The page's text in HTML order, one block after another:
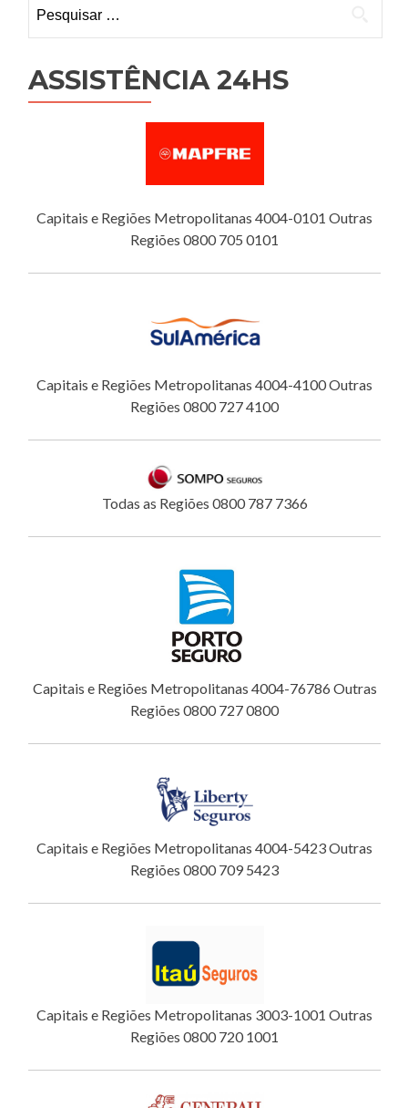
por:
ASSISTÊNCIA 24HS
Capitais e Regiões Metropolitanas 4004-0101 Outras
Regiões 0800 705 0101
Capitais e Regiões Metropolitanas 4004-4100 Outras
Regiões 0800 727 4100
Todas as Regiões 0800 787 7366
Capitais e Regiões Metropolitanas 4004-76786 Outras
Regiões 0800 727 0800
Capitais e Regiões Metropolitanas 4004-5423 Outras
Regiões 0800 709 5423
Capitais e Regiões Metropolitanas 3003-1001 Outras
Regiões 0800 720 1001